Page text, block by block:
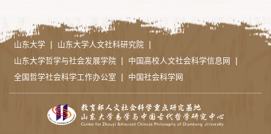
山东大学 | 山东大学人文社科研究院 |
山东大学哲学与社会发展学院 | 中国高校人文社会科学信息网 |
全国哲学社会科学工作办公室 | 中国社会科学网